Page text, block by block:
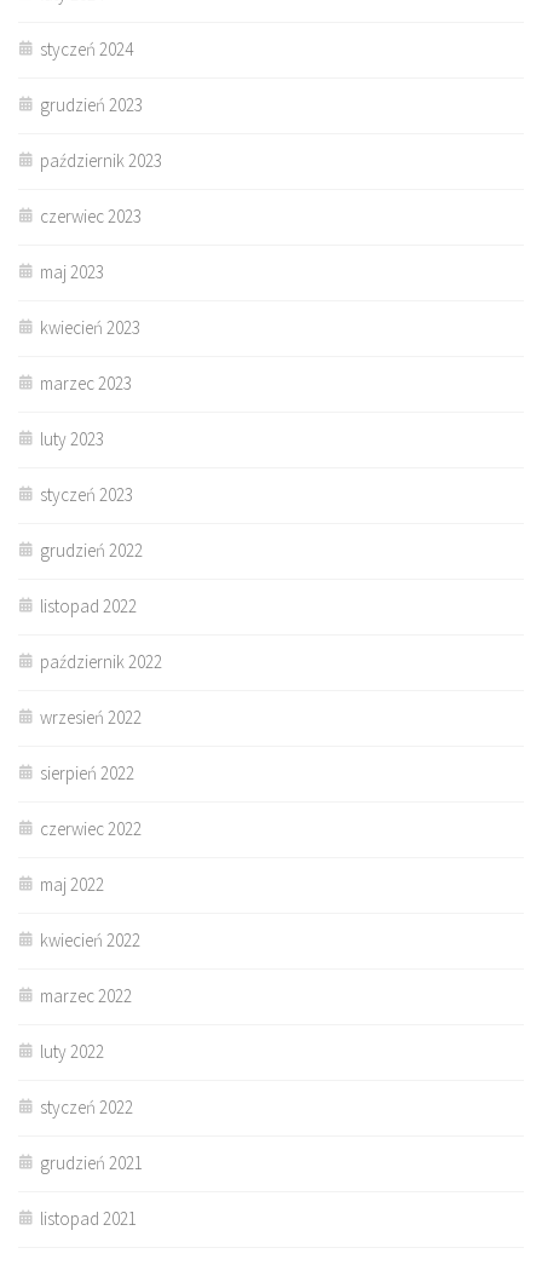
styczeń 2024
grudzień 2023
październik 2023
czerwiec 2023
maj 2023
kwiecień 2023
marzec 2023
luty 2023
styczeń 2023
grudzień 2022
listopad 2022
październik 2022
wrzesień 2022
sierpień 2022
czerwiec 2022
maj 2022
kwiecień 2022
marzec 2022
luty 2022
styczeń 2022
grudzień 2021
listopad 2021